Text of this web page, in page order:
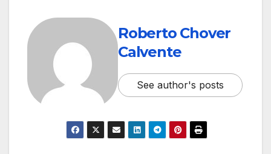
Roberto Chover
Calvente
See author's posts